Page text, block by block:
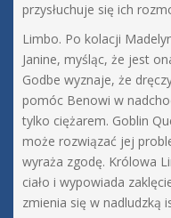
przysłuchuje się ich
Limbo. Po kolacji
Janine, myśląc, że jest
Godbe wyznaje, że
pomóc Benowi w
tylko ciężarem. Goblin
może rozwiązać jej
wyraża zgodę. Królowa
ciało i wypowiada
zmienia się w nadludzką